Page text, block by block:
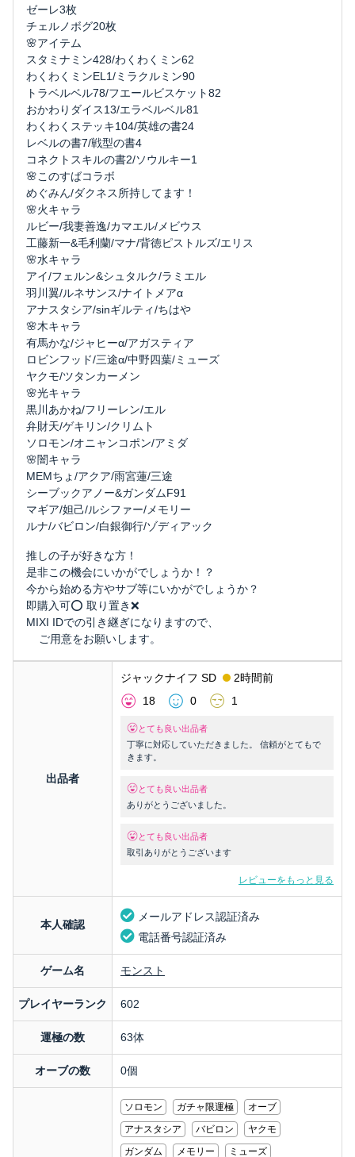
ゼーレ3枚
チェルノボグ20枚
🌸アイテム
スタミナミン428/わくわくミン62
わくわくミンEL1/ミラクルミン90
トラベルベル78/フエールビスケット82
おかわりダイス13/エラベルベル81
わくわくステッキ104/英雄の書24
レベルの書7/戦型の書4
コネクトスキルの書2/ソウルキー1
🌸このすばコラボ
めぐみん/ダクネス所持してます！
🌸火キャラ
ルビー/我妻善逸/カマエル/メビウス
工藤新一&毛利蘭/マナ/背徳ピストルズ/エリス
🌸水キャラ
アイ/フェルン&シュタルク/ラミエル
羽川翼/ルネサンス/ナイトメアα
アナスタシア/sinギルティ/ちはや
🌸木キャラ
有馬かな/ジャヒーα/アガスティア
ロビンフッド/三途α/中野四葉/ミューズ
ヤクモ/ツタンカーメン
🌸光キャラ
黒川あかね/フリーレン/エル
弁財天/ゲキリン/クリムト
ソロモン/オニャンコポン/アミダ
🌸闇キャラ
MEMちょ/アクア/雨宮蓮/三途
シーブックアノー&ガンダムF91
マギア/妲己/ルシファー/メモリー
ルナ/バビロン/白銀御行/ゾディアック
推しの子が好きな方！
是非この機会にいかがでしょうか！？
今から始める方やサブ等にいかがでしょうか？
即購入可⭕️ 取り置き❌
MIXI IDでの引き継ぎになりますので、
ご用意をお願いします。
出品者
ジャックナイフ SD
2時間前
18
0 1
とても良い出品者
丁寧に対応していただきました。 信頼がとてもで
きます。
とても良い出品者
ありがとうございました。
とても良い出品者
取引ありがとうございます
レビューをもっと見る
本人確認
メールアドレス認証済み
電話番号認証済み
ゲーム名 モンスト
プレイヤーランク 602
運極の数 63体
オーブの数 0個
ソロモン ガチャ限運極
オーブ
アナスタシア
バビロン
ヤクモ
ガンダム
メモリー ミューズ